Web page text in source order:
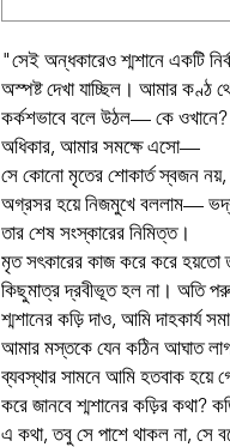
"সেই অন্ধকারেও শ্মশানে একটি
অস্পষ্ট দেখা যাচ্ছিল। আমার কণ্ঠ
কর্কশভাবে বলে উঠল— কে ওখানে?
অধিকার, আমার সমক্ষে এসো—
সে কোনো মৃতের শোকার্ত স্বজন নয়,
অগ্রসর হয়ে নিজমুখে বললাম—
তার শেষ সংস্কারের নিমিত্ত।
মৃত সৎকারের কাজ করে করে হয়তো
কিছুমাত্র দ্রবীভূত হল না। অতি
শ্মশানের কড়ি দাও, আমি দাহকার্য
আমার মস্তকে যেন কঠিন আঘাত
ব্যবস্থার সামনে আমি হতবাক হয়ে
করে জানবে শ্মশানের কড়ির কথা?
এ কথা, তবু সে পাশে থাকল না, সে